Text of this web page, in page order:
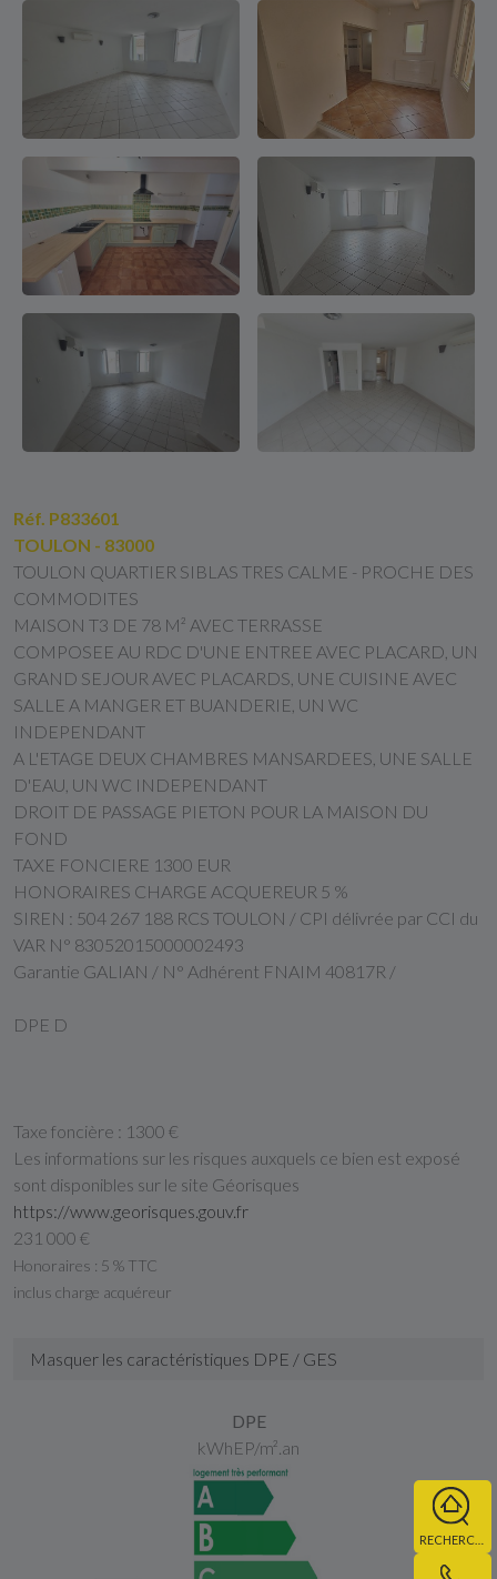
Réf. P833601
TOULON - 83000
TOULON QUARTIER SIBLAS TRES CALME - PROCHE DES
COMMODITES
MAISON T3 DE 78 M² AVEC TERRASSE
COMPOSEE AU RDC D'UNE ENTREE AVEC PLACARD, UN
GRAND SEJOUR AVEC PLACARDS, UNE CUISINE AVEC
SALLE A MANGER ET BUANDERIE, UN WC
INDEPENDANT
A L'ETAGE DEUX CHAMBRES MANSARDEES, UNE SALLE
D'EAU, UN WC INDEPENDANT
DROIT DE PASSAGE PIETON POUR LA MAISON DU
FOND
TAXE FONCIERE 1300 EUR
HONORAIRES CHARGE ACQUEREUR 5 %
SIREN : 504 267 188 RCS TOULON / CPI délivrée par CCI du
VAR N° 83052015000002493
Garantie GALIAN / N° Adhérent FNAIM 40817R /
DPE D
Taxe foncière : 1300 €
Les informations sur les risques auxquels ce bien est exposé
sont disponibles sur le site Géorisques
https://www.georisques.gouv.fr
231 000 €
Honoraires : 5 % TTC
inclus charge acquéreur
Masquer les caractéristiques DPE / GES
DPE
kWhEP/m².an